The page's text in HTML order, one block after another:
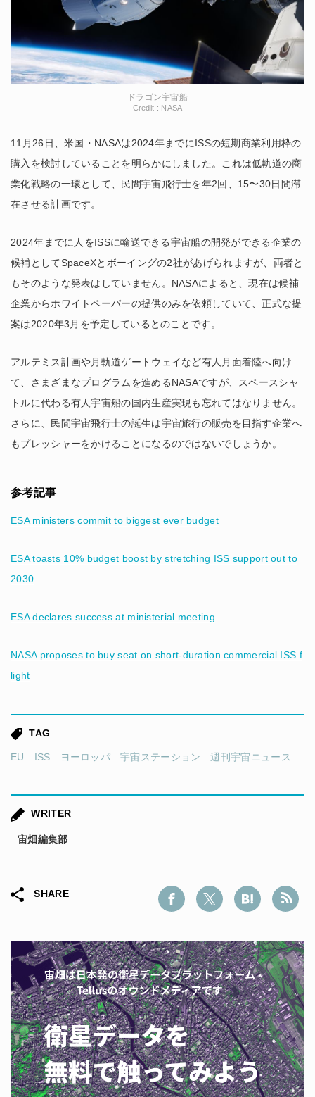
ドラゴン宇宙船
Credit : NASA
11月26日、米国・NASAは2024年までにISSの短期商業利用枠の
購入を検討していることを明らかにしました。これは低軌道の商
業化戦略の一環として、民間宇宙飛行士を年2回、15〜30日間滞
在させる計画です。
2024年までに人をISSに輸送できる宇宙船の開発ができる企業の
候補としてSpaceXとボーイングの2社があげられますが、両者と
もそのような発表はしていません。NASAによると、現在は候補
企業からホワイトペーパーの提供のみを依頼していて、正式な提
案は2020年3月を予定しているとのことです。
アルテミス計画や月軌道ゲートウェイなど有人月面着陸へ向け
て、さまざまなプログラムを進めるNASAですが、スペースシャ
トルに代わる有人宇宙船の国内生産実現も忘れてはなりません。
さらに、民間宇宙飛行士の誕生は宇宙旅行の販売を目指す企業へ
もプレッシャーをかけることになるのではないでしょうか。
参考記事
ESA ministers commit to biggest ever budget
ESA toasts 10% budget boost by stretching ISS support out to
2030
ESA declares success at ministerial meeting
NASA proposes to buy seat on short-duration commercial ISS f
light
TAG
EU ISS ヨーロッパ 宇宙ステーション 週刊宇宙ニュース
WRITER
宙畑編集部
SHARE